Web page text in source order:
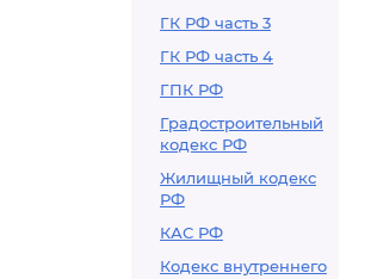
ГК РФ часть 3
ГК РФ часть 4
ГПК РФ
Градостроительный
кодекс РФ
Жилищный кодекс
РФ
КАС РФ
Кодекс внутреннего